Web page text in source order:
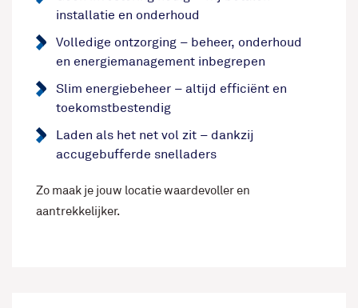
installatie en onderhoud
Volledige ontzorging – beheer, onderhoud
en energiemanagement inbegrepen
Slim energiebeheer – altijd efficiënt en
toekomstbestendig
Laden als het net vol zit – dankzij
accugebufferde snelladers
Zo maak je jouw locatie waardevoller en
aantrekkelijker.